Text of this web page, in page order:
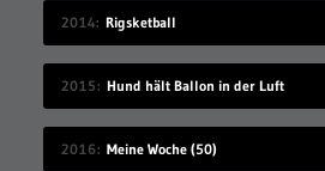
2014 Rigsketball
2015 Hund hält Ballon in der Luft
2016 Meine Woche (50)